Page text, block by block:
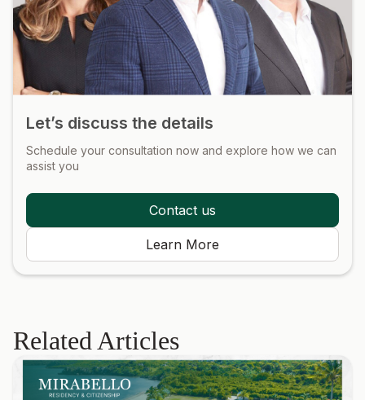
Let’s discuss the details
Schedule your consultation now and explore how we can
assist you
Contact us
Learn More
Related Articles